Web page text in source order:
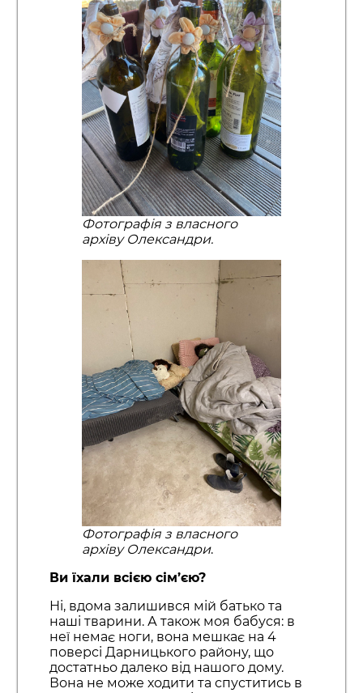
Фотографія з власного
архіву Олександри.
Фотографія з власного
архіву Олександри.
Ви їхали всією сім’єю?
Ні, вдома залишився мій батько та
наші тварини. А також моя бабуся: в
неї немає ноги, вона мешкає на 4
поверсі Дарницького району, що
достатньо далеко від нашого дому.
Вона не може ходити та спуститись в